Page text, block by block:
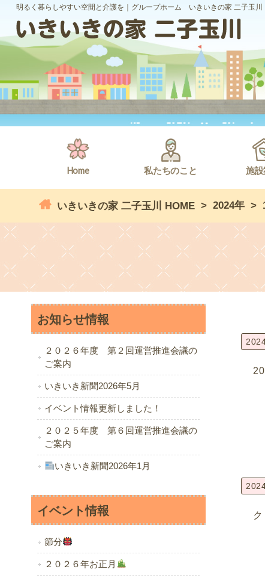
明るく暮らしやすい空間と介護を｜グループホーム いきいきの家 二子玉川
Home 私たちのこと 施
いきいきの家 二子玉川 HOME > 2024年 >
お知らせ情報
２０２６年度 第２回運営推進会議の
ご案内
いきいき新聞2026年5月
イベント情報更新しました！
２０２５年度 第６回運営推進会議の
ご案内
いきいき新聞2026年1月
イベント情報
節分
２０２６年お正月